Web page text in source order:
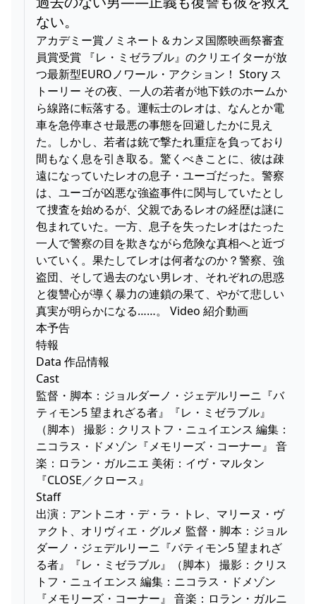
ない。
アカデミー賞ノミネート＆カンヌ国際映画祭審査
員賞受賞 『レ・ミゼラブル』のクリエイターが放
つ最新型EUROノワール・アクション！ Story ス
トーリー その夜、一人の若者が地下鉄のホームか
ら線路に転落する。運転士のレオは、なんとか電
車を急停車させ最悪の事態を回避したかに見え
た。しかし、若者は銃で撃たれ重症を負っており
間もなく息を引き取る。驚くべきことに、彼は疎
遠になっていたレオの息子・ユーゴだった。警察
は、ユーゴが凶悪な強盗事件に関与していたとし
て捜査を始めるが、父親であるレオの経歴は謎に
包まれていた。一方、息子を失ったレオはたった
一人で警察の目を欺きながら危険な真相へと近づ
いていく。果たしてレオは何者なのか？警察、強
盗団、そして過去のない男レオ、それぞれの思惑
と復讐心が導く暴力の連鎖の果て、やがて悲しい
真実が明らかになる……。 Video 紹介動画
本予告
特報
Data 作品情報
Cast
監督・脚本：ジョルダーノ・ジェデルリーニ『バ
ティモン5 望まれざる者』『レ・ミゼラブル』
（脚本） 撮影：クリストフ・ニュイエンス 編集：
ニコラス・ドメゾン『メモリーズ・コーナー』 音
楽：ロラン・ガルニエ 美術：イヴ・マルタン
『CLOSE／クロース』
Staff
出演：アントニオ・デ・ラ・トレ、マリーヌ・ヴ
ァクト、オリヴィエ・グルメ 監督・脚本：ジョル
ダーノ・ジェデルリーニ『バティモン5 望まれざ
る者』『レ・ミゼラブル』（脚本） 撮影：クリス
トフ・ニュイエンス 編集：ニコラス・ドメゾン
『メモリーズ・コーナー』 音楽：ロラン・ガルニ